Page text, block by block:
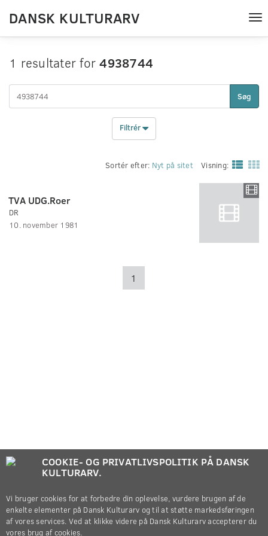
DANSK KULTURARV
1 resultater for4938744
Søg
Filtrér
Sortér efter: Nyt på sitet Visning:
TVA UDG.Roer
DR
10. november 1981
1
COOKIE- OG PRIVATLIVSPOLITIK PÅ DANSK
KULTURARV.
Vi bruger cookies for at forbedre din oplevelse, vurdere brugen af de
enkelte elementer på Dansk Kulturarv og til at støtte markedsføringen
af vores services. Ved at klikke videre på Dansk Kulturarv accepterer du
vores brug af cookies.